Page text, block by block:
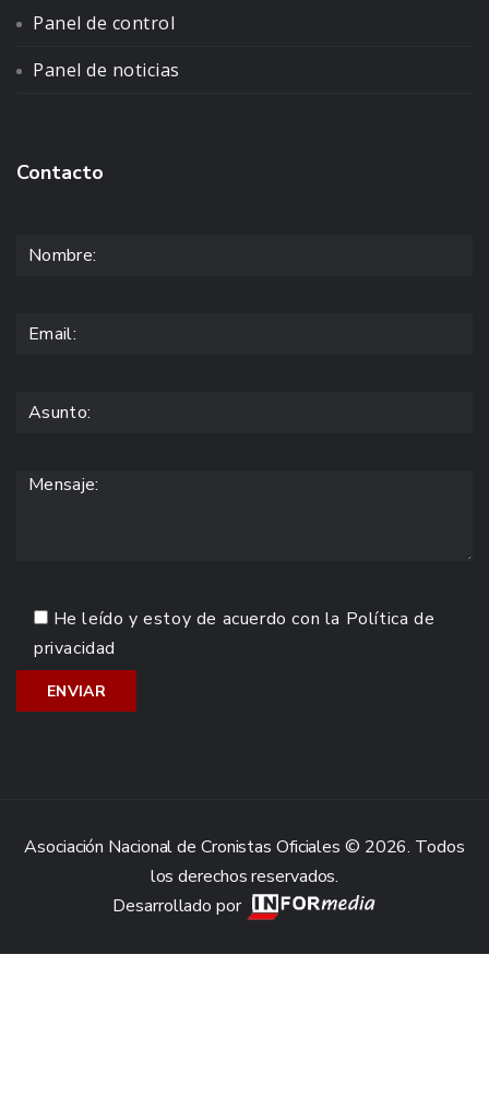
Panel de control
Panel de noticias
Contacto
He leído y estoy de acuerdo con la Política de
privacidad
Asociación Nacional de Cronistas Oficiales © 2026. Todos
los derechos reservados.
Desarrollado por